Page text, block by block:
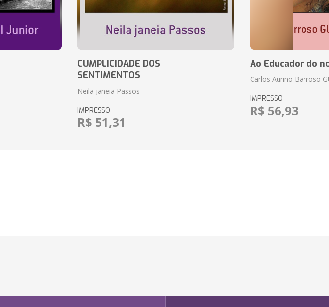
CUMPLICIDADE DOS
SENTIMENTOS
Neila janeia Passos
IMPRESSO
R$ 51,31
Ao Educador do
Carlos Aurino Barroso
IMPRESSO
R$ 56,93